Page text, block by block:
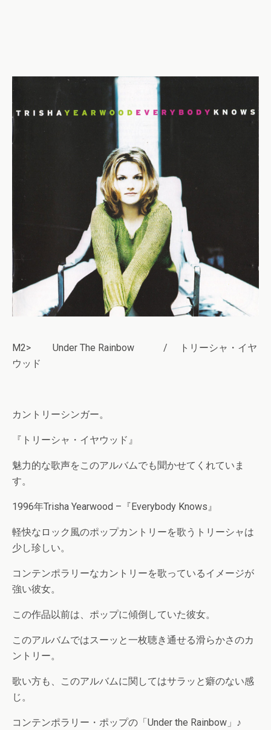
M2> Under The Rainbow / トリーシャ・イヤ
ウッド
カントリーシンガー。
『トリーシャ・イヤウッド』
魅力的な歌声をこのアルバムでも聞かせてくれていま
す。
1996年Trisha Yearwood ‎–『Everybody Knows』
軽快なロック風のポップカントリーを歌うトリーシャは
少し珍しい。
コンテンポラリーなカントリーを歌っているイメージが
強い彼女。
この作品以前は、ポップに傾倒していた彼女。
このアルバムではスーッと一枚聴き通せる滑らかさのカ
ントリー。
歌い方も、このアルバムに関してはサラッと癖のない感
じ。
コンテンポラリー・ポップの「Under the Rainbow」♪